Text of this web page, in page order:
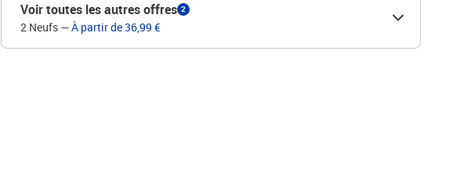
Voir toutes les autres offres 2
2 Neufs —À partir de 36,99 €